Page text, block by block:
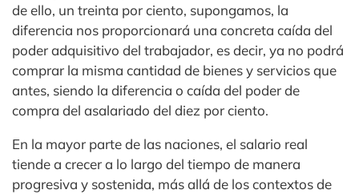
de ello, un treinta por ciento, supongamos, la
diferencia nos proporcionará una concreta caída del
poder adquisitivo del trabajador, es decir, ya no podrá
comprar la misma cantidad de bienes y servicios que
antes, siendo la diferencia o caída del poder de
compra del asalariado del diez por ciento.
En la mayor parte de las naciones, el salario real
tiende a crecer a lo largo del tiempo de manera
progresiva y sostenida, más allá de los contextos de